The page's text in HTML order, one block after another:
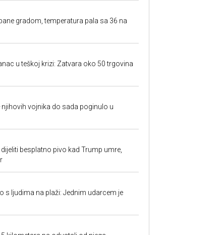
gradom, temperatura pala sa 36 na
u teškoj krizi: Zatvara oko 50 trgovina
njihovih vojnika do sada poginulo u
besplatno pivo kad Trump umre,
s ljudima na plaži: Jednim udarcem je